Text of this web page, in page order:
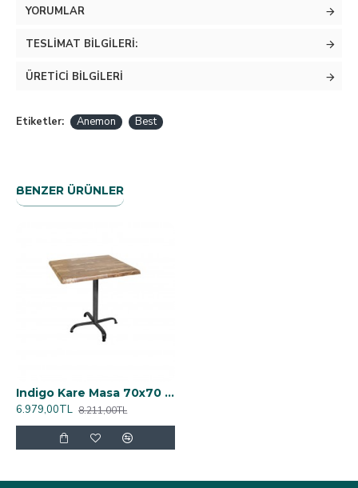
YORUMLAR
TESLIMAT BILGILERI:
ÜRETICI BILGILERI
Etiketler: Anemon Best
BENZER ÜRÜNLER
Indigo Kare Masa 70x70 cm - (Werzalit, Wermodin ve Allzalit Tabla) – Maracaibo
6.979,00TL 8.211,00TL